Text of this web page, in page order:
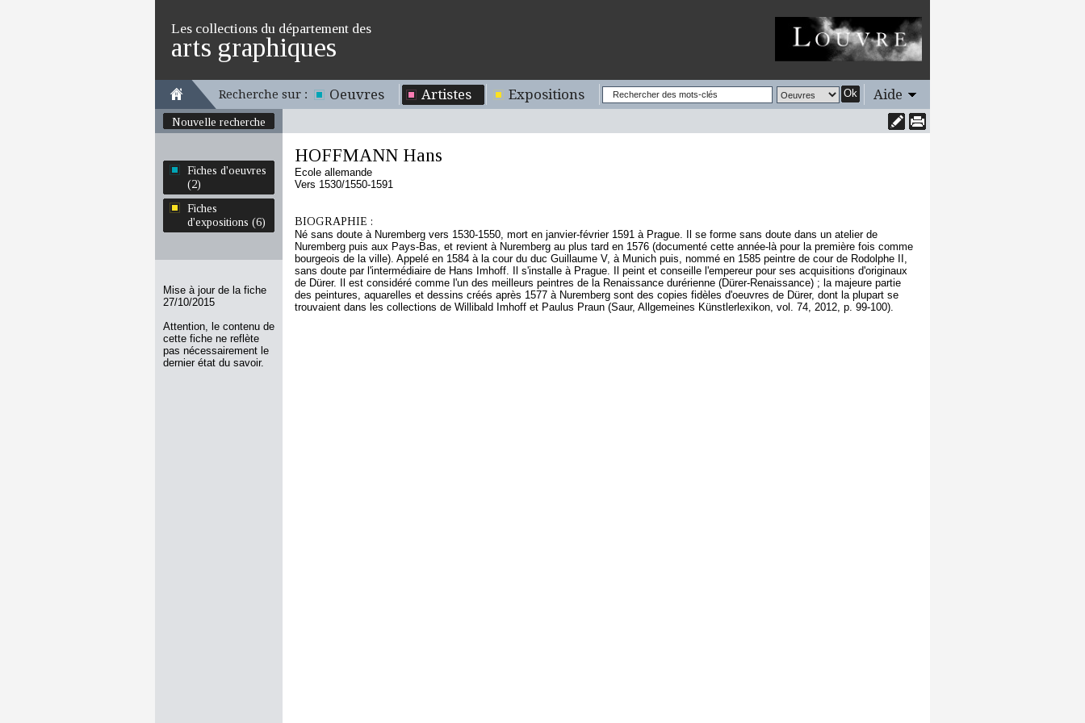
Les collections du département des
arts graphiques
Recherche sur : Oeuvres Artistes Expositions Ok Aide
Nouvelle recherche
Fiches d'oeuvres
(2)
Fiches
d'expositions (6)
Mise à jour de la fiche
27/10/2015
Attention, le contenu de
cette fiche ne reflète
pas nécessairement le
dernier état du savoir.
HOFFMANN Hans
Ecole allemande
Vers 1530/1550-1591
BIOGRAPHIE :
Né sans doute à Nuremberg vers 1530-1550, mort en janvier-février 1591 à Prague. Il se forme sans doute dans un atelier de
Nuremberg puis aux Pays-Bas, et revient à Nuremberg au plus tard en 1576 (documenté cette année-là pour la première fois comme
bourgeois de la ville). Appelé en 1584 à la cour du duc Guillaume V, à Munich puis, nommé en 1585 peintre de cour de Rodolphe II,
sans doute par l'intermédiaire de Hans Imhoff. Il s'installe à Prague. Il peint et conseille l'empereur pour ses acquisitions d'originaux
de Dürer. Il est considéré comme l'un des meilleurs peintres de la Renaissance durérienne (Dürer-Renaissance) ; la majeure partie
des peintures, aquarelles et dessins créés après 1577 à Nuremberg sont des copies fidèles d'oeuvres de Dürer, dont la plupart se
trouvaient dans les collections de Willibald Imhoff et Paulus Praun (Saur, Allgemeines Künstlerlexikon, vol. 74, 2012, p. 99-100).